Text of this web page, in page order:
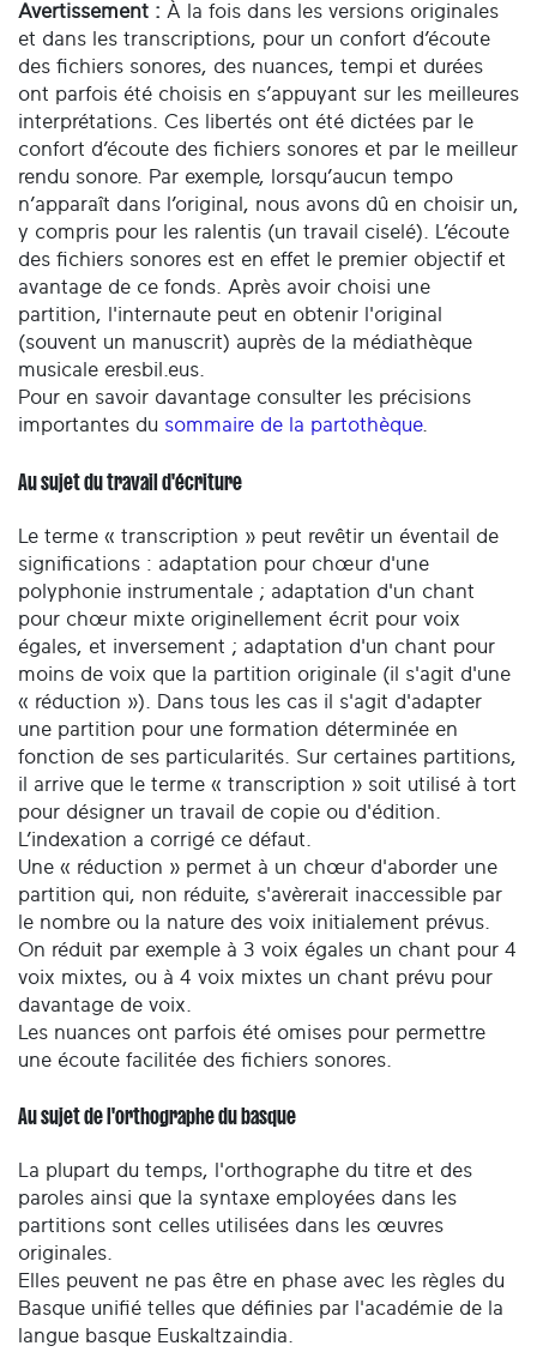
Avertissement : À la fois dans les versions originales
et dans les transcriptions, pour un confort d’écoute
des fichiers sonores, des nuances, tempi et durées
ont parfois été choisis en s’appuyant sur les meilleures
interprétations. Ces libertés ont été dictées par le
confort d’écoute des fichiers sonores et par le meilleur
rendu sonore. Par exemple, lorsqu’aucun tempo
n’apparaît dans l’original, nous avons dû en choisir un,
y compris pour les ralentis (un travail ciselé). L’écoute
des fichiers sonores est en effet le premier objectif et
avantage de ce fonds. Après avoir choisi une
partition, l'internaute peut en obtenir l'original
(souvent un manuscrit) auprès de la médiathèque
musicale eresbil.eus.
Pour en savoir davantage consulter les précisions
importantes du sommaire de la partothèque.
Au sujet du travail d'écriture
Le terme « transcription » peut revêtir un éventail de
significations : adaptation pour chœur d'une
polyphonie instrumentale ; adaptation d'un chant
pour chœur mixte originellement écrit pour voix
égales, et inversement ; adaptation d'un chant pour
moins de voix que la partition originale (il s'agit d'une
« réduction »). Dans tous les cas il s'agit d'adapter
une partition pour une formation déterminée en
fonction de ses particularités. Sur certaines partitions,
il arrive que le terme « transcription » soit utilisé à tort
pour désigner un travail de copie ou d'édition.
L’indexation a corrigé ce défaut.
Une « réduction » permet à un chœur d'aborder une
partition qui, non réduite, s'avèrerait inaccessible par
le nombre ou la nature des voix initialement prévus.
On réduit par exemple à 3 voix égales un chant pour 4
voix mixtes, ou à 4 voix mixtes un chant prévu pour
davantage de voix.
Les nuances ont parfois été omises pour permettre
une écoute facilitée des fichiers sonores.
Au sujet de l'orthographe du basque
La plupart du temps, l'orthographe du titre et des
paroles ainsi que la syntaxe employées dans les
partitions sont celles utilisées dans les œuvres
originales.
Elles peuvent ne pas être en phase avec les règles du
Basque unifié telles que définies par l'académie de la
langue basque Euskaltzaindia.